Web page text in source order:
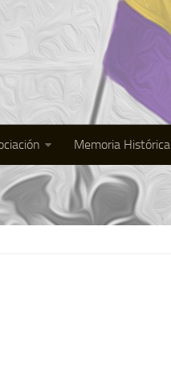
Memoria Histórica